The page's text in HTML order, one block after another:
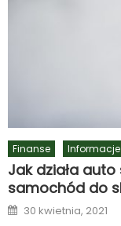
Finanse Informacje
Jak działa
samochód do
Posted
on
30 kwietnia, 2021